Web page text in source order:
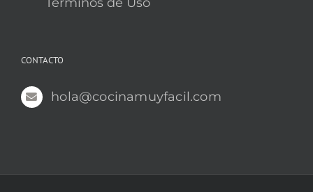
CONTACTO
hola@cocinamuyfacil.com